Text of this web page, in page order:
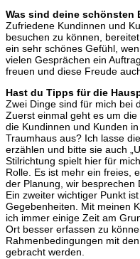
Was sind deine schönsten
Zufriedene Kundinnen und
besuchen zu können,
ein sehr schönes Gefühl,
vielen Gesprächen ein
freuen und diese Freude
Hast du Tipps für die
Zwei Dinge sind für mich bei
Zuerst einmal geht es um
die Kundinnen und Kunden
Traumhaus aus? Ich lasse
erzählen und bitte sie auch
Stilrichtung spielt hier für
Rolle. Es ist mehr ein freies,
der Planung, wir besprechen
Ein zweiter wichtiger Punkt
Gegebenheiten. Mit meinen
ich immer einige Zeit am
Ort besser erfassen zu
Rahmenbedingungen mit
gebracht werden.